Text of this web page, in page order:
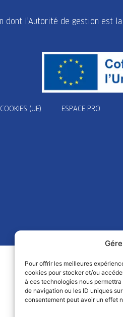
Pour offrir les meilleures
cookies pour stocker et/ou
à ces technologies nous
de navigation ou les ID uniques
consentement peut avoir un effet
dont l’Autorité de gestion est la
(UE) ESPACE PRO